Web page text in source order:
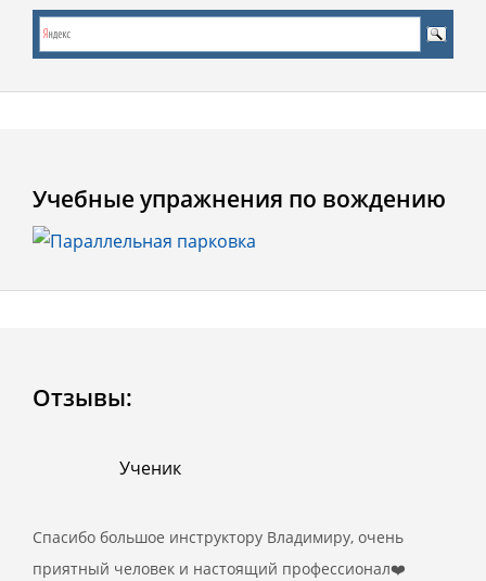
Учебные упражнения по вождению
Отзывы:
Ученик
Спасибо большое инструктору Владимиру, очень
приятный человек и настоящий профессионал❤️